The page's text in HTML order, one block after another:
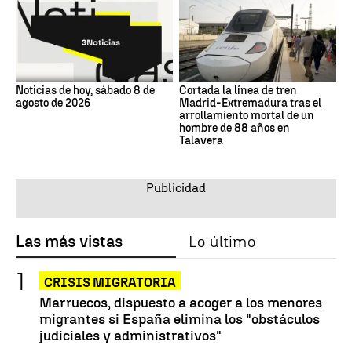
Noticias de hoy, sábado 8 de
agosto de 2026
Cortada la línea de tren
Madrid-Extremadura tras el
arrollamiento mortal de un
hombre de 88 años en
Talavera
Las más vistas Lo último
CRISIS MIGRATORIA
Marruecos, dispuesto a acoger a los menores
migrantes si España elimina los "obstáculos
judiciales y administrativos"